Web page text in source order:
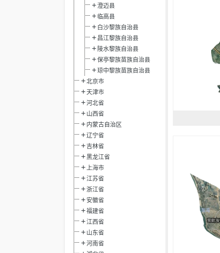
澄迈县
临高县
白沙黎族自治县
昌江黎族自治县
陵水黎族自治县
保亭黎族苗族自治县
琼中黎族苗族自治县
北京市
天津市
河北省
山西省
内蒙古自治区
辽宁省
吉林省
黑龙江省
上海市
江苏省
浙江省
安徽省
福建省
江西省
山东省
河南省